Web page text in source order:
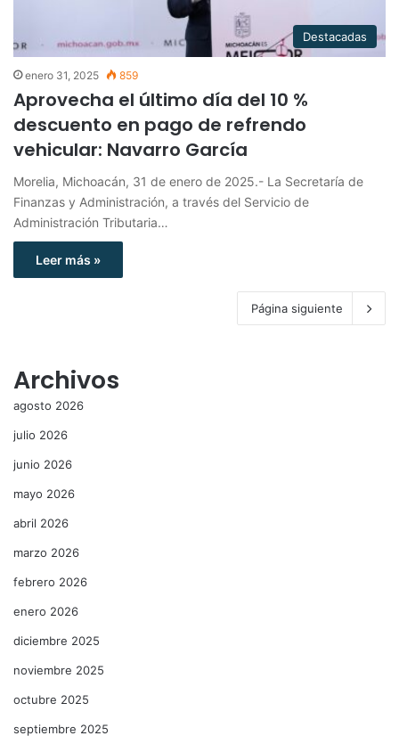
Destacadas
enero 31, 2025 859
Aprovecha el último día del 10 %
descuento en pago de refrendo
vehicular: Navarro García
Morelia, Michoacán, 31 de enero de 2025.- La Secretaría de
Finanzas y Administración, a través del Servicio de
Administración Tributaria…
Leer más »
Página siguiente
Archivos
agosto 2026
julio 2026
junio 2026
mayo 2026
abril 2026
marzo 2026
febrero 2026
enero 2026
diciembre 2025
noviembre 2025
octubre 2025
septiembre 2025